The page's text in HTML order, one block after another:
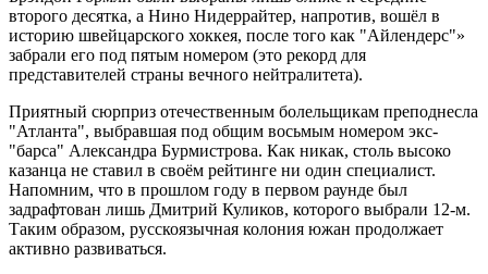
второго десятка, а Нино Нидеррайтер, напротив, вошёл в
историю швейцарского хоккея, после того как "Айлендерс"»
забрали его под пятым номером (это рекорд для
представителей страны вечного нейтралитета).
Приятный сюрприз отечественным болельщикам преподнесла
"Атланта", выбравшая под общим восьмым номером экс-
"барса" Александра Бурмистрова. Как никак, столь высоко
казанца не ставил в своём рейтинге ни один специалист.
Напомним, что в прошлом году в первом раунде был
задрафтован лишь Дмитрий Куликов, которого выбрали 12-м.
Таким образом, русскоязычная колония южан продолжает
активно развиваться.